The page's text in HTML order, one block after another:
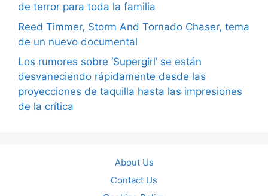
de terror para toda la familia
Reed Timmer, Storm And Tornado Chaser, tema
de un nuevo documental
Los rumores sobre ‘Supergirl’ se están
desvaneciendo rápidamente desde las
proyecciones de taquilla hasta las impresiones
de la crítica
About Us
Contact Us